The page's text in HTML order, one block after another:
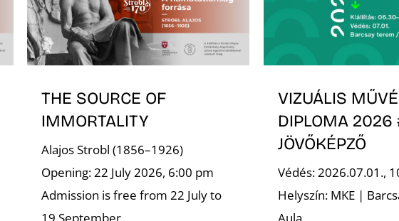
THE SOURCE OF
IMMORTALITY
Alajos Strobl (1856–1926)
Opening: 22 July 2026, 6:00 pm
Admission is free from 22 July to
VIZUÁLIS
DIPLOMA 2026
JÖVŐKÉPZŐ
Védés: 2026.07.01.,
Helyszín: MKE |